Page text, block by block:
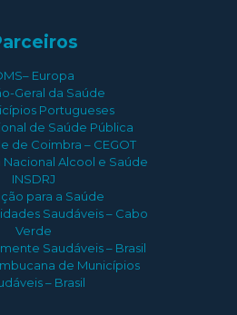
Europa
Geral da Saúde
Portugueses
de Saúde Pública
de Coimbra – CEGOT
Nacional Alcool e Saúde
INSDRJ
para a Saúde
Saudáveis – Cabo
Verde
Saudáveis – Brasil
de Municípios
– Brasil